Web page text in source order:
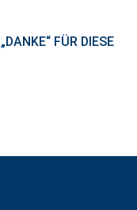
FÜR DIESE